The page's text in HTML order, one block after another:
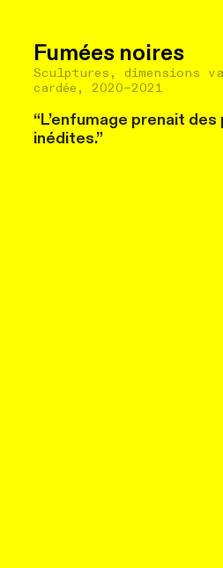
Fumées noires
Sculptures, dimensions
cardée, 2020–2021
“L’enfumage prenait
inédites.”